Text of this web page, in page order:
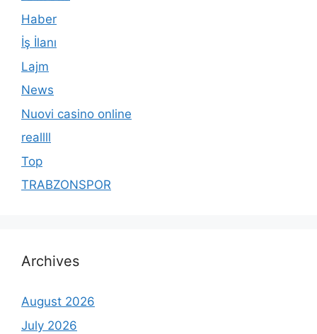
Haber
İş İlanı
Lajm
News
Nuovi casino online
reallll
Top
TRABZONSPOR
Archives
August 2026
July 2026